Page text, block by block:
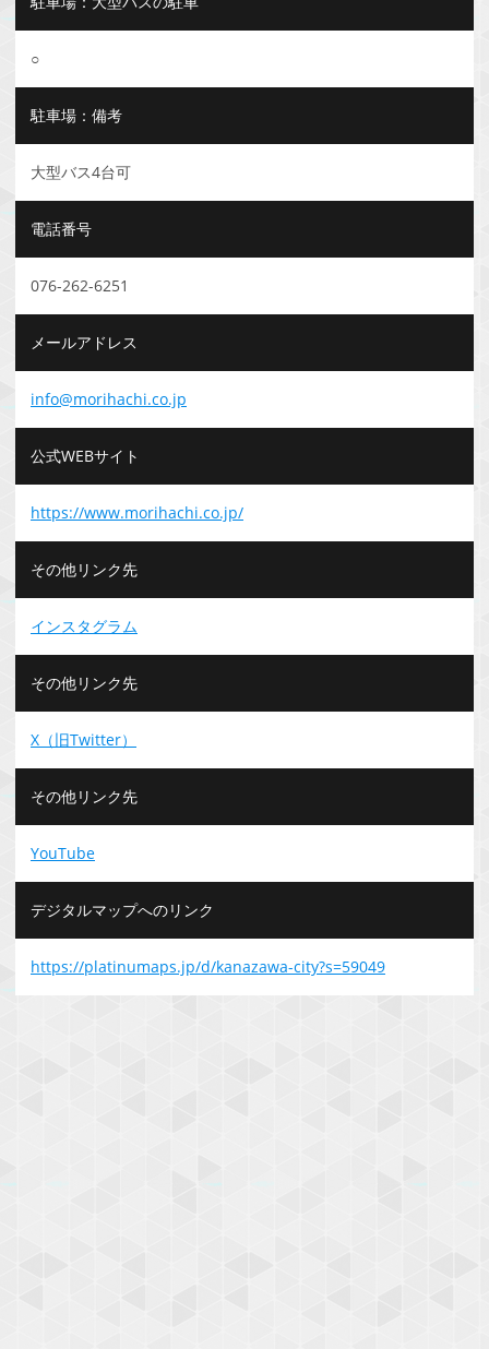
○
駐車場：備考
大型バス4台可
電話番号
076-262-6251
メールアドレス
info@morihachi.co.jp
公式WEBサイト
https://www.morihachi.co.jp/
その他リンク先
インスタグラム
その他リンク先
X（旧Twitter）
その他リンク先
YouTube
デジタルマップへのリンク
https://platinumaps.jp/d/kanazawa-city?s=59049